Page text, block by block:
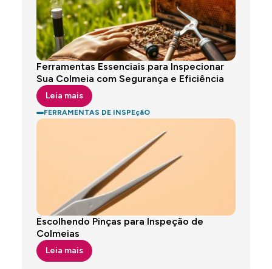
Ferramentas Essenciais para Inspecionar
Sua Colmeia com Segurança e Eficiência
Leia mais
FERRAMENTAS DE INSPEçãO
Escolhendo Pinças para Inspeção de
Colmeias
Leia mais